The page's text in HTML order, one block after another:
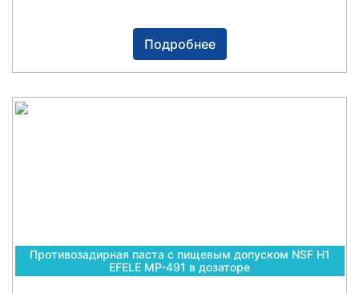
Подробнее
Противозадирная паста с пищевым допуском NSF H1
EFELE MP-491 в дозаторе